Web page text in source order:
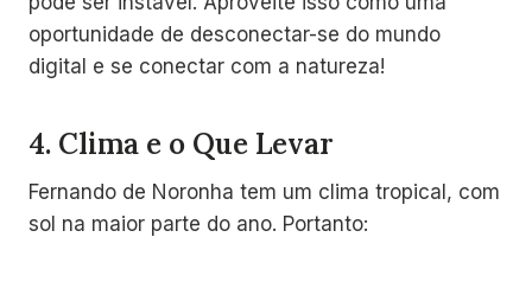
oportunidade de desconectar-se do mundo
digital e se conectar com a natureza!
4. Clima e o Que Levar
Fernando de Noronha tem um clima tropical, com
sol na maior parte do ano. Portanto: